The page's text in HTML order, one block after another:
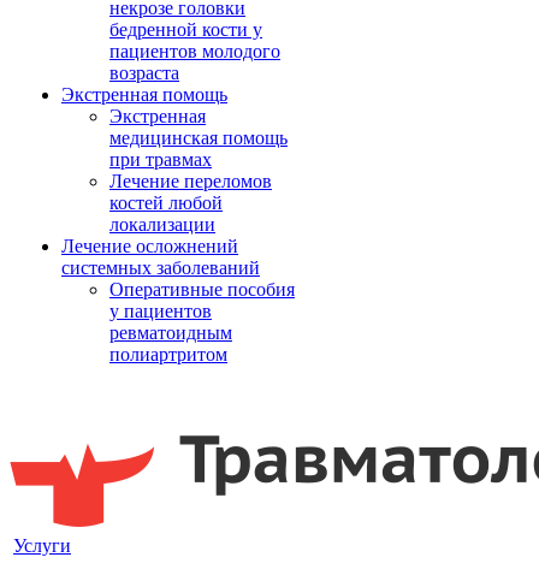
некрозе головки
бедренной кости у
пациентов молодого
возраста
Экстренная помощь
Экстренная
медицинская помощь
при травмах
Лечение переломов
костей любой
локализации
Лечение осложнений
системных заболеваний
Оперативные пособия
у пациентов
ревматоидным
полиартритом
Услуги